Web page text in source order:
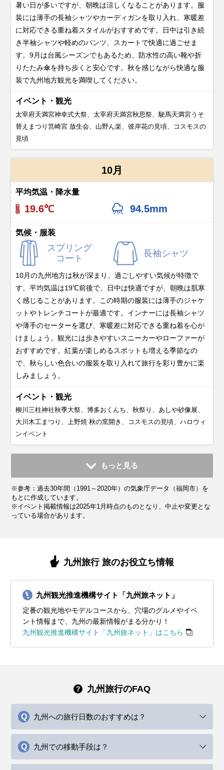
暑い日が多いですが、朝晩は涼しくなることがあります。服
装には薄手の長袖シャツやカーディガンを取り入れ、寒暖差
に対応できる重ね着スタイルがおすすめです。日中は引き続
き半袖シャツや軽めのパンツ、スカートで快適に過ごせま
す。9月は台風シーズンでもあるため、防水性の高い靴や折
りたたみ傘を持ち歩くと安心です。秋を感じながら快適な服
装で九州地方観光を満喫してください。
イベント・観光
太宰府天満宮神幸式大祭、太宰府天満宮秋思祭、駛馬天満宮うそ
替えまつり筥崎宮 放生会、山野ん楽、彼岸花の見頃、コスモスの
見頃
10月
平均気温・降水量
19.6℃ 94.5mm
気候・服装
スプリング
コート
長袖シャツ
10月の九州地方は秋が深まり、過ごしやすい気候が特徴で
す。平均気温は19℃前後で、日中は快適ですが、朝晩は肌寒
く感じることがあります。この時期の服装には薄手のジャケ
ットやトレンチコートが最適です。インナーには長袖シャツ
や薄手のセーターを選び、寒暖差に対応できる重ね着を心が
けましょう。観光には歩きやすいスニーカーやローファーが
おすすめです。紅葉が楽しめるスポットも増える季節なの
で、秋らしい色合いの服装を取り入れて旅行を彩り豊かに楽
しみましょう。
イベント・観光
柳川三柱神社秋季大祭、博多おくんち、秋祭り、あしや砂像展、
大川木工まつり、上野焼 秋の窯開き、コスモスの見頃、ハロウィ
ンイベント
11月
平均気温・降水量
14.2℃ 91.4mm
気候・服装
11月の九州地方は秋が深まり、紅葉が美しい観光シーズンと
ーディガンや軽めのコートを用意し、寒さをしのぐ工夫が必
要です。インナーにはセーターやタートルネックを選び、暖
かさを確保しましょう。足元には防寒性のあるスニーカーや
ショートブーツがおすすめです。また、ストールや手袋を携
帯して、紅葉狩りや夜間観光にも快適に過ごせる準備をしま
節まつり、イルミネーションシーズン、紅葉シーズン、クリスマ
スイベント
12月
平均気温・降水量
9.1℃ 67.5mm
気候・服装
12月の九州地方は冬の寒さが本格化し、平均気温は約9℃、
ックやフリース素材を取り入れてしっかり防寒対策をしてく
ださい。マフラーや手袋、ニット帽などの防寒小物を活用
し、冷たい風から体を守る工夫が重要です。観光地ではクリ
スマスイルミネーションや年末のイベントが多く開催される
ため、長時間歩く場合にも快適な防寒靴を選びましょう。寒
クティビティシーズン、イルミネーションシーズン、いちご狩
り、紅葉シーズン、クリスマスイベント
1月
平均気温・降水量
6.9℃ 74.4mm
気候・服装
1月の九州地方は冬の真っ只中で、平均気温は約7℃、最低気
う。インナーにはヒートテックやフリース素材の服を取り入
れて、体を暖かく保つことが大切です。また、手袋やマフラ
ー、ニット帽で寒さを和らげましょう。足元は防寒性の高い
ブーツや滑りにくいソールのスニーカーを選ぶと快適です。
九州地方の都市部では風が強い日もあるため、風を通しにく
十日恵比須祭り、大善寺玉垂宮 鬼夜、玉取祭、太宰府天満宮 鬼
ーズン、いちご狩り、
2月
平均気温・降水量
7.8℃ 69.8mm
気候・服装
2月の九州地方も冬らしい寒さが続きますが、少しずつ日差
ンジャケットや厚手のコートを基本に、セーターや長袖シャ
ツをインナーに選びましょう。冷え込みが厳しい朝晩には、
手袋やマフラーを着用して防寒対策を強化してください。観
光中に暖かい飲み物を携帯するなど、快適に過ごす工夫も重
要です。九州地方市内の観光には歩きやすいスニーカーがお
柳川雛祭り さげもんめぐり、赤間宿まつり、八女ぼんぼりまつ
頃、日本酒蔵びらき（各地）、いちご狩り
3月
平均気温・降水量
10.8℃ 103.7mm
気候・服装
3月の九州地方は春の訪れを感じる季節で、平均気温は10℃
ツや薄手のセーターを選び、重ね着で調整できる服装が適し
ています。日中は暖かく感じる日も多いので、軽めのカーデ
ィガンを持ち歩くと安心です。九州地方では桜が咲き始める
観光地もあり、明るい色の服装で春らしい装いを楽しむこと
ができます。動きやすさと季節感を意識して、快適な旅を演
柳川雛祭り さげもんめぐり、柳川流鏑馬、八女ぼんぼりまつり、
地）、桜まつり（各地）、いちご狩り
4月
平均気温・降水量
15.4℃ 118.2mm
気候・服装
4月の九州地方は春本番で、桜が満開となる絶好の観光シー
時期の服装には、薄手のジャケットやカーディガンが適して
います。インナーには長袖シャツやブラウスを合わせ、重ね
着で気温に合わせた調整を心がけましょう。観光地では歩き
やすいスニーカーを履くと快適です。また、突然の雨に備え
て折りたたみ傘を持参しましょう。春の九州地方を満喫する
柳川雛祭り さげもんめぐり、藤まつり（各地）、太宰府天満宮更
5月
平均気温・降水量
19.9℃ 133.7mm
気候・服装
5月の九州地方は初夏の爽やかな気候で、観光にも最適な季
ャケットを選び、日中は半袖シャツや軽めのパンツ、スカー
トで快適に過ごせます。ただし、朝晩は涼しく感じることが
あるため、脱ぎ着しやすい服装がおすすめです。また、紫外
線対策として帽子や日焼け止めを携帯すると安心です。観光
名所を巡る際は、動きやすいスニーカーやサンダルを履い
博多どんたく港まつり、風治八幡宮 川渡り神幸祭、糸田祇園山
ント、藤の見頃、あじさいの見頃、
6月
平均気温・降水量
23.3℃ 249.6mm
気候・服装
6月の九州地方は梅雨の時期に入り、雨の日が多くなりま
ス、軽めのパンツを選び、湿気対策として速乾性のある素材
を活用するのがおすすめです。また、防水性の高いレインジ
ャケットや折りたたみ傘を必ず持参してください。靴は防水
加工されたスニーカーやレインシューズを選ぶことで、雨の
日でも快適に観光を楽しめます。梅雨でも快適に九州地方観
府天満宮 花菖蒲の見頃、あじさいの見頃、風鈴祭り（各地）、ホ
タルまつり（各地）
7月
平均気温・降水量
27.4℃ 299.1mm
気候・服装
7月の九州地方は本格的な夏の暑さが始まり、平均気温は
してください。ショートパンツやスカートで快適なスタイル
を楽しむのがおすすめです。日中の強い日差しを避けるため
に、帽子やサングラス、日焼け止めをしっかりと活用しまし
ょう。冷房対策に薄手のカーディガンやストールを持参しま
しょう。水分補給をこまめに行いながら、夏の九州地方を快
博多祇園山笠、太宰府天満宮七夕祭、小倉祇園太鼓、北九州市の
ーズン、ひまわりの見頃、風鈴祭り（各地）
もっと見る
※参考：過去30年間（1991～2020年）の気象庁データ（福岡市）を
もとに作成しています。
※イベント掲載情報は2025年1月時点のものとなり、中止や変更とな
っている場合があります。
九州旅行 旅のお役立ち情報
九州観光推進機構サイト「九州旅ネット」
定番の観光地やモデルコースから、穴場のグルメやイベ
ント情報まで、九州の最新情報がまる分かり！
九州観光推進機構サイト「九州旅ネット」はこちら
九州旅行のFAQ
九州への旅行日数のおすすめは？
九州での移動手段は？